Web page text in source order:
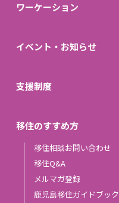
ワーケーション
イベント・お知らせ
支援制度
移住のすすめ方
移住相談お問い合わせ
移住Q&A
メルマガ登録
鹿児島移住ガイドブック